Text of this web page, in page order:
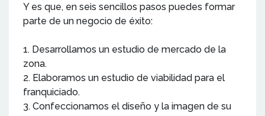
Y es que, en seis sencillos pasos puedes formar
parte de un negocio de éxito:
1. Desarrollamos un estudio de mercado de la
zona.
2. Elaboramos un estudio de viabilidad para el
franquiciado.
3. Confeccionamos el diseño y la imagen de su